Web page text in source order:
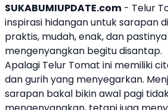
SUKABUMIUPDATE.com - Telur
inspirasi hidangan untuk sarapan
praktis, mudah, enak, dan
mengenyangkan begitu disantap.
Apalagi Telur Tomat ini memiliki
dan gurih yang menyegarkan.
sarapan bakal bikin awal pagi